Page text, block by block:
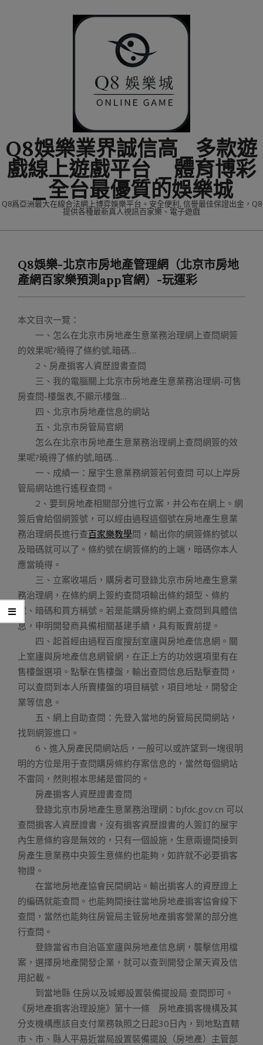
Q8娛樂業界誠信高_多款遊
戲線上遊戲平台 _體育博彩
_全台最優質的娛樂城
Q8爲亞洲最大在線合法網上博弈娛樂平台。安全便利, 信譽最佳保證出金，Q8
提供各種最新真人視訊百家樂、電子遊戲
MenuQ8娛樂-北京市房地產管理網（北京市房地
產網百家樂預測app官網）-玩運彩
本文目次一覽：
一、怎么在北京市房地產生意業務治理網上查問網簽
的效果呢?曉得了條約號,暗碼…
2、房產掮客人資歷證書查問
三、我的電腦關上北京市房地產生意業務治理網-可售
房查問-樓盤表,不顯示樓盤…
四、北京市房地產信息的網站
五、北京市房管局官網
怎么在北京市房地產生意業務治理網上查問網簽的效
果呢?曉得了條約號,暗碼…
一、成績一：屋宇生意業務網簽若何查問 可以上岸房
管局網站進行遙程查問。
2、要到房地產相關部分進行立案，并公布在網上。網
簽后會給個網簽號，可以經由過程這個號在房地產生意業
務治理網長進行查百家樂教學問，輸出你的網簽條約號以
及暗碼就可以了。條約號在網簽條約的上端，暗碼你本人
應當曉得。
三、立案收場后，購房者可登錄北京市房地產生意業
務治理網，在條約網上簽約查問項輸出條約類型、條約
號、暗碼和買方稱號。若是能購房條約網上查問到具體信
息，申明開發商具備相關基建手續，具有販賣前提。
四、起首經由過程百度搜刮室廬與房地產信息網。關
上室廬與房地產信息網管網，在正上方的功效選項里有在
售樓盤選項。點擊在售樓盤，輸出查問信息后點擊查問，
可以查問到本人所賣樓盤的項目稱號，項目地址，開發企
業等信息。
五、網上自助查問：先登入當地的房管局民間網站，
找到網簽進口。
6、進入房產民間網站后，一般可以或許望到一塊很明
明的方位是用于查問購房條約存案信息的，當然每個網站
不雷同，然則根本思緒是雷同的。
房產掮客人資歷證書查問
登錄北京市房地產生意業務治理網：bjfdc.gov.cn 可以
查問掮客人資歷證書，沒有掮客資歷證書的人簽訂的屋宇
內生意條約容是無效的，只有一個設施，生意兩邊間接到
房產生意業務中央簽生意條約也能夠，如許就不必要掮客
物證。
在當地房地產協會民間網站。輸出掮客人的資歷證上
的編碼就能查問。也能夠間接往當地房地產掮客協會線下
查問，當然也能夠往房管局主管房地產掮客營業的部分進
行查問。
登錄當省市自治區室廬與房地產信息網，襲擊信用檔
案，選擇房地產開發企業，就可以查到開發企業天資及信
用記載。
到當地縣 住房以及城鄉設置裝備擺設局 查問即可。
《房地產掮客治理設施》第十一條 房地產掮客機構及其
分支機構應該自支付業務執照之日起30日內，到地點直轄
市、市、縣人平易近當局設置裝備擺設（房地產）主管部